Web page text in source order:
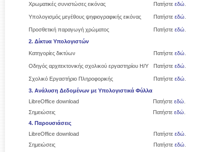
Χρωματικές συνιστώσες εικόνας Πατήστε εδώ
Υπολογισμός μεγέθους ψηφιογραφικής εικόνας Πατήστε εδώ
Προσθετική παραγωγή χρώματος Πατήστε εδώ
2. Δίκτυα Υπολογιστών
Κατηγορίες δικτύων
Πατήστε εδώ
Οδηγός αρχιτεκτονικής σχολικού εργαστηρίου Η/Υ Πατήστε εδώ
Σχολικό Εργαστήριο Πληροφορικής Πατήστε εδώ
3. Ανάλυση Δεδομένων με Υπολογιστικά Φύλλα
LibreOffice download
Πατήστε εδώ
Σημειώσεις
Πατήστε εδώ
4. Παρουσιάσεις
LibreOffice download
Πατήστε εδώ
Σημειώσεις
Πατήστε εδώ